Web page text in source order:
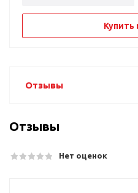
Купить
Отзывы
Отзывы
Нет оценок